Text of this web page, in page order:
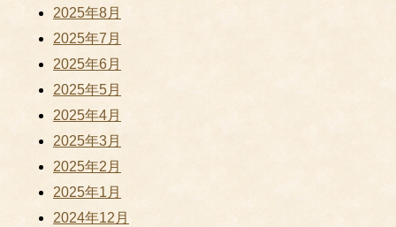
2025年8月
2025年7月
2025年6月
2025年5月
2025年4月
2025年3月
2025年2月
2025年1月
2024年12月